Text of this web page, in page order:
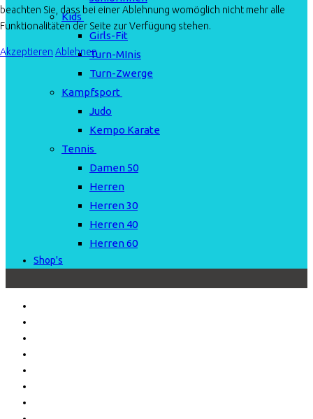
Kids
Girls-Fit
Turn-MInis
Turn-Zwerge
Kampfsport
Judo
Kempo Karate
Tennis
Damen 50
Herren
Herren 30
Herren 40
Herren 60
Shop's
beachten Sie, dass bei einer Ablehnung womöglich nicht mehr alle
Funktionalitäten der Seite zur Verfügung stehen.
Akzeptieren Ablehnen